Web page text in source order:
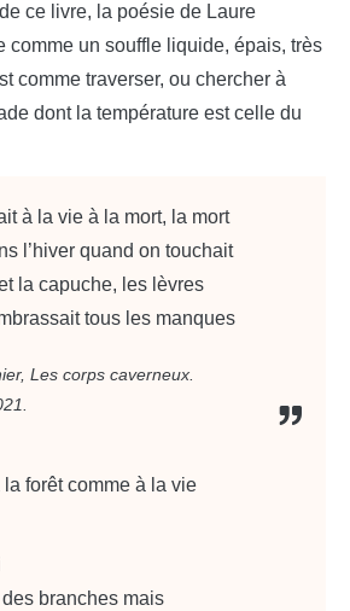
ce livre, la poésie de Laure
comme un souffle liquide, épais, très
comme traverser, ou chercher à
dont la température est celle du
à la vie à la mort, la mort
l’hiver quand on touchait
la capuche, les lèvres
tous les manques
Les corps caverneux
forêt comme à la vie
branches mais